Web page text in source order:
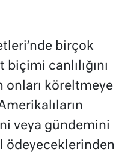
birçok
canlılığını
onları köreltmeye
veya gündemini
ödeyeceklerinden